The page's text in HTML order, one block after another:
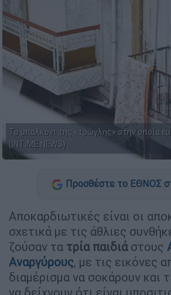
Το μπαλκόνι της «τρώγλης» στην οποία
(INTIME NEWS)
Προσθέστε το ΕΘΝΟΣ
Αποκαρδιωτικές είναι οι
σχετικά με τις άθλιες
ζούσαν τα τρία παιδιάστους
Αναργύρους, με τις εικόνες
διαμέρισμα να σοκάρουν και